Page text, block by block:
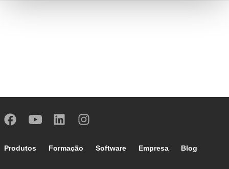
Footer main navigation
Produtos Formação Software Empresa Blog